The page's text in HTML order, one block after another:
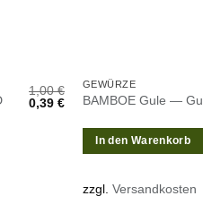
1,00€
Ursprünglicher
0,39€Aktueller
0,39 €.
GEWÜRZE
BAMBOE Gule —
In den Warenkorb
zzgl. Versandkosten